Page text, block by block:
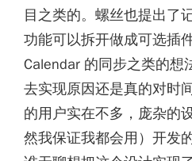
目之类的。螺丝也提出了
功能可以拆开做成可选插
Calendar 的同步之类的想
去实现原因还是真的对时
的用户实在不多，庞杂的
然我保证我都会用）开发